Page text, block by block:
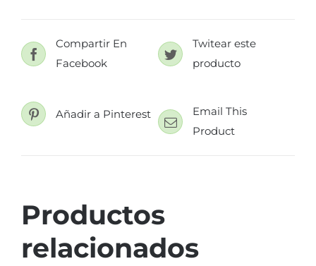
Compartir En
Facebook
Twitear este
producto
Añadir a Pinterest
Email This
Product
Productos
relacionados